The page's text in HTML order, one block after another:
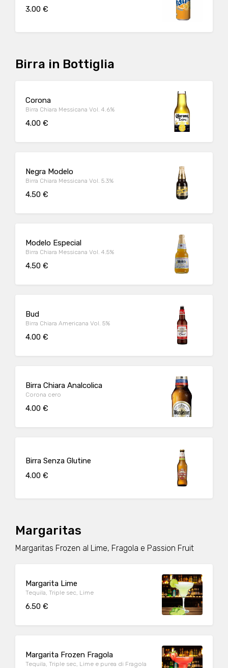
3.00 €
Birra in Bottiglia
Corona
Birra Chiara Messicana Vol. 4.6%
4.00 €
Negra Modelo
Birra Chiara Messicana Vol. 5.3%
4.50 €
Modelo Especial
Birra Chiara Messicana Vol. 4.5%
4.50 €
Bud
Birra Chiara Americana Vol. 5%
4.00 €
Birra Chiara Analcolica
Corona cero
4.00 €
Birra Senza Glutine
4.00 €
Margaritas
Margaritas Frozen al Lime, Fragola e Passion Fruit
Margarita Lime
Tequila, Triple sec, Lime
6.50 €
Margarita Frozen Fragola
Tequila, Triple sec, Lime e purea di Fragola